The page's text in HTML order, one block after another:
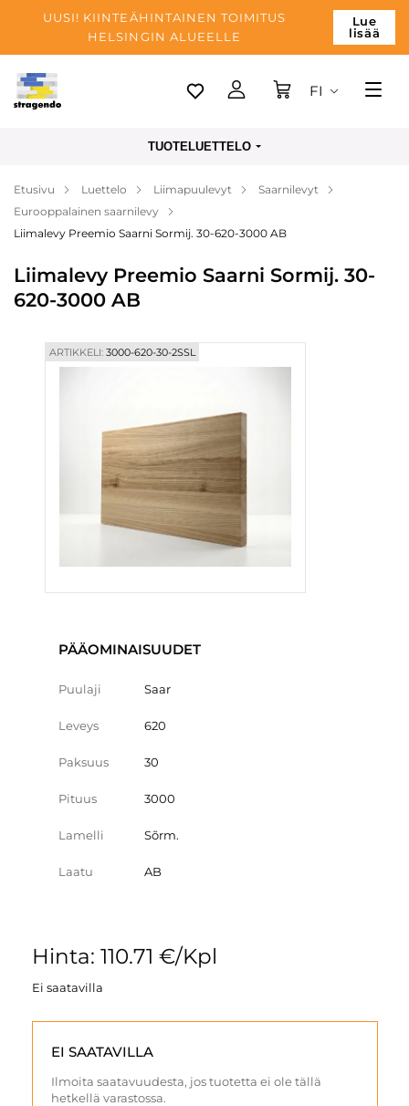
UUSI! KIINTEÄHINTAINEN TOIMITUS
HELSINGIN ALUEELLE
Lue
lisää
Tallinn
Maksu
Yrityksen
Blogi
Yhteystiedot
FI
TUOTELUETTELO
Etusivu Luettelo Liimapuulevyt
Saarnilevyt
Eurooppalainen saarnilevy
Liimalevy Preemio Saarni Sormij. 30-620-3000 AB
Liimalevy Preemio Saarni Sormij. 30-
620-3000 AB
ARTIKKELI:3000-620-30-2SSL
PÄÄOMINAISUUDET
Puulaji Saar
Leveys 620
Paksuus 30
Pituus 3000
Lamelli Sõrm.
Laatu AB
Hinta: 110.71 €/Kpl
Ei saatavilla
EI SAATAVILLA
Ilmoita saatavuudesta, jos tuotetta ei ole tällä
hetkellä varastossa.